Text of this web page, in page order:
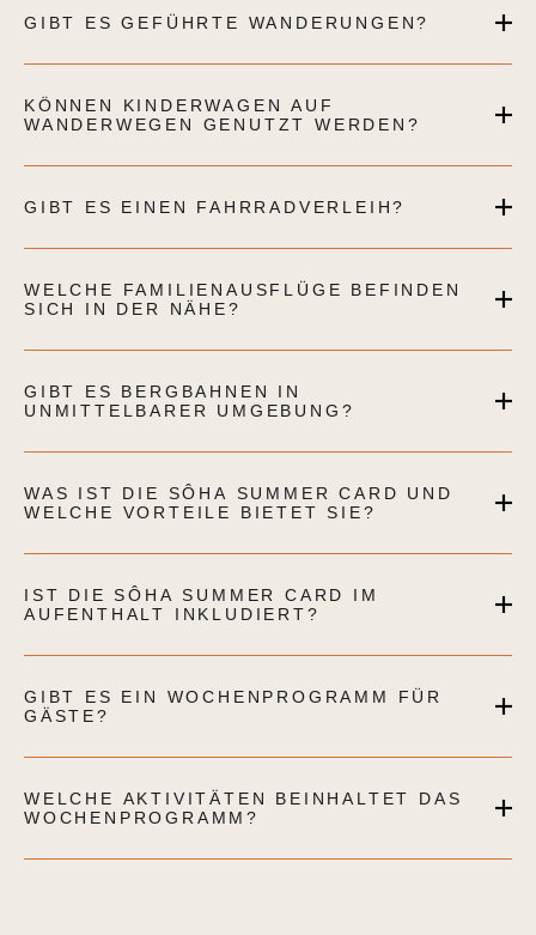
GIBT ES GEFÜHRTE WANDERUNGEN?
KÖNNEN KINDERWAGEN AUF
WANDERWEGEN GENUTZT WERDEN?
GIBT ES EINEN FAHRRADVERLEIH?
WELCHE FAMILIENAUSFLÜGE BEFINDEN
SICH IN DER NÄHE?
GIBT ES BERGBAHNEN IN
UNMITTELBARER UMGEBUNG?
WAS IST DIE SÔHA SUMMER CARD UND
WELCHE VORTEILE BIETET SIE?
IST DIE SÔHA SUMMER CARD IM
AUFENTHALT INKLUDIERT?
GIBT ES EIN WOCHENPROGRAMM FÜR
GÄSTE?
WELCHE AKTIVITÄTEN BEINHALTET DAS
WOCHENPROGRAMM?